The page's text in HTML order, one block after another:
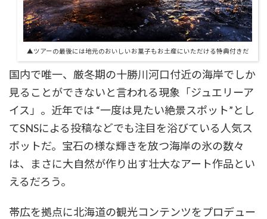
▲ツアーの最後には地元のおいしいお菓子もお土産にいただける特典付きだ
国内で唯一、厳冬期の十勝川河口付近の海岸でしか
見ることができないと言われる現象「ジュエリーア
イス」。近年では “一度は見たい絶景スポット”とし
てSNSによる投稿などでも注目を浴びている人気ス
ポットだ。宝石の様な輝きを放つ海岸の氷の数々
は、まさに大自然が作り出す壮大なアート作品とい
えるだろう。
帯広を拠点に北海道の観光コンテンツをプロデュー